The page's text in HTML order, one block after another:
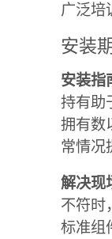
广泛培
安装
安装指
持有助
拥有数
常情况
解决现
不符时
标准组